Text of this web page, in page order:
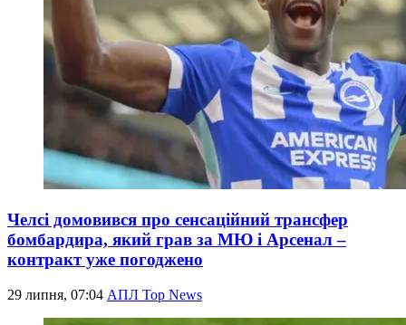
Челсі домовився про сенсаційний трансфер
бомбардира, який грав за МЮ і Арсенал –
контракт уже погоджено
29 липня, 07:04 АПЛ Top News